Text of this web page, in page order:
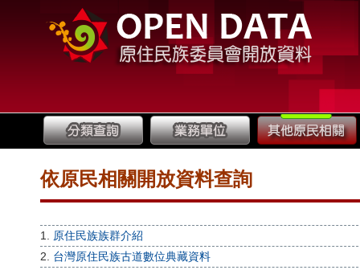
依原民相關開放資料查詢
1.
原住民族族群介紹
2. 台灣原住民族古道數位典藏資料